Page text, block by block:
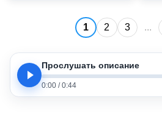
1 2 3 ...
Прослушать описание
0:00 / 0:44